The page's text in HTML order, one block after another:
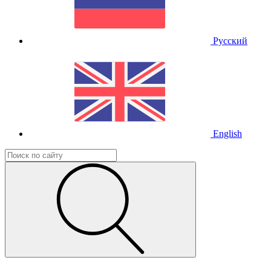
Русский
English